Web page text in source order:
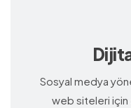
Sosyal medya
web siteleri için